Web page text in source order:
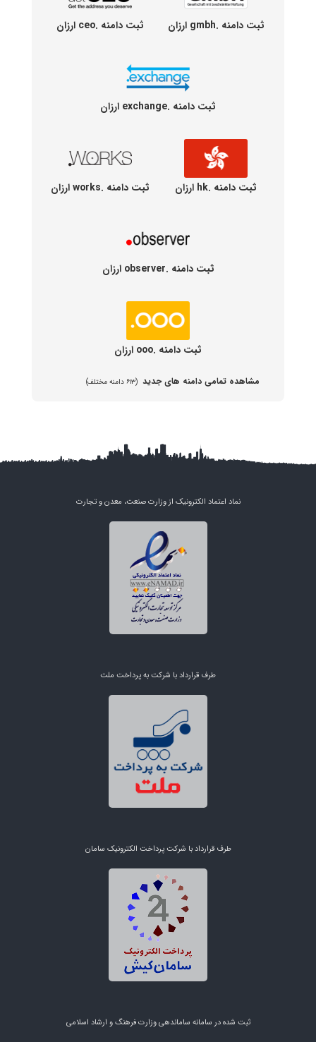
ثبت دامنه .gmbh ارزان ثبت دامنه .ceo ارزان
ثبت دامنه .exchange ارزان
ثبت دامنه .hk ارزان ثبت دامنه .works ارزان
ثبت دامنه .observer ارزان
ثبت دامنه .ooo ارزان
مشاهده تمامی دامنه های جدید (۶۱۳ دامنه مختلف)
نماد اعتماد الکترونیک از وزارت صنعت، معدن و تجارت
طرف قرارداد با شرکت به پرداخت ملت
طرف قرارداد با شرکت پرداخت الکترونیک سامان
ثبت شده در سامانه ساماندهی وزارت فرهنگ و ارشاد اسلامی